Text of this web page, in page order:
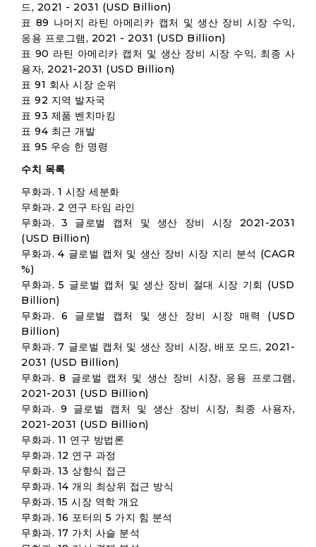
드, 2021 - 2031 (USD Billion)
표 89 나머지 라틴 아메리카 캡처 및 생산 장비 시장 수익,
응용 프로그램, 2021 - 2031 (USD Billion)
표 90 라틴 아메리카 캡처 및 생산 장비 시장 수익, 최종 사
용자, 2021-2031 (USD Billion)
표 91 회사 시장 순위
표 92 지역 발자국
표 93 제품 벤치마킹
표 94 최근 개발
표 95 우승 한 명령
수치 목록
무화과. 1 시장 세분화
무화과. 2 연구 타임 라인
무화과. 3 글로벌 캡처 및 생산 장비 시장 2021-2031
(USD Billion)
무화과. 4 글로벌 캡처 및 생산 장비 시장 지리 분석 (CAGR
%)
무화과. 5 글로벌 캡처 및 생산 장비 절대 시장 기회 (USD
Billion)
무화과. 6 글로벌 캡처 및 생산 장비 시장 매력 (USD
Billion)
무화과. 7 글로벌 캡처 및 생산 장비 시장, 배포 모드, 2021-
2031 (USD Billion)
무화과. 8 글로벌 캡처 및 생산 장비 시장, 응용 프로그램,
2021-2031 (USD Billion)
무화과. 9 글로벌 캡처 및 생산 장비 시장, 최종 사용자,
2021-2031 (USD Billion)
무화과. 11 연구 방법론
무화과. 12 연구 과정
무화과. 13 상향식 접근
무화과. 14 개의 최상위 접근 방식
무화과. 15 시장 역학 개요
무화과. 16 포터의 5 가지 힘 분석
무화과. 17 가치 사슬 분석